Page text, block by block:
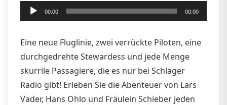
Audio-
Player
00:00 00:00
Eine neue Fluglinie, zwei verrückte Piloten, eine
durchgedrehte Stewardess und jede Menge
skurrile Passagiere, die es nur bei Schlager
Radio gibt! Erleben Sie die Abenteuer von Lars
Vader, Hans Ohlo und Fräulein Schieber jeden